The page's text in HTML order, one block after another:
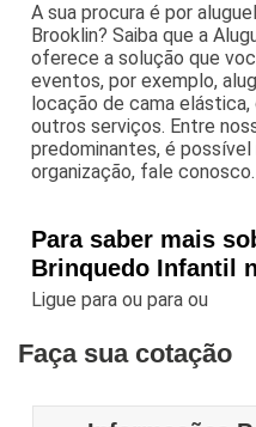
A sua procura é por
Brooklin? Saiba que a
oferece a solução que
eventos, por exemplo,
locação de cama
outros serviços. Entre
predominantes, é
organização, fale conosco.
Para saber mais
Brinquedo Infantil
Ligue paraou paraou
Faça sua cotação